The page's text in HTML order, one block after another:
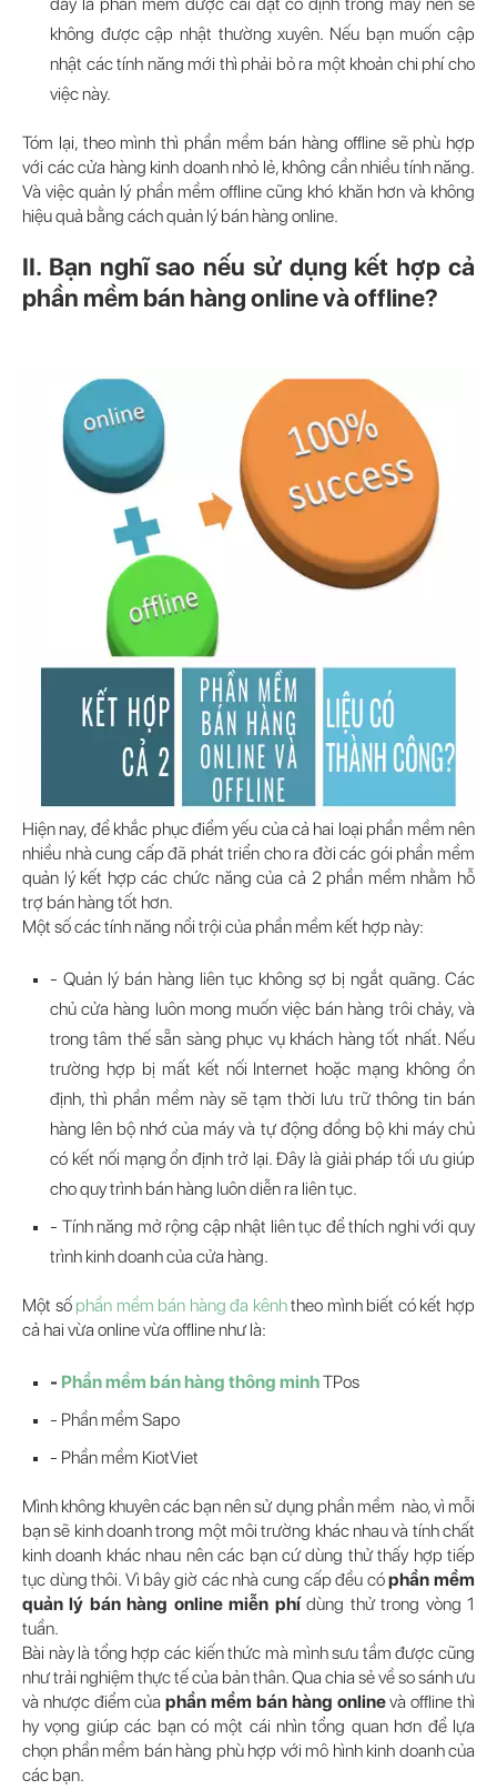
không được cập nhật thường xuyên. Nếu bạn muốn cập
nhật các tính năng mới thì phải bỏ ra một khoản chi phí cho
việc này.
Tóm lại, theo mình thì phần mềm bán hàng offline sẽ phù hợp
với các cửa hàng kinh doanh nhỏ lẻ, không cần nhiều tính năng.
Và việc quản lý phần mềm offline cũng khó khăn hơn và không
hiệu quả bằng cách quản lý bán hàng online.
II. Bạn nghĩ sao nếu sử dụng kết hợp cả
phần mềm bán hàng online và offline?
Hiện nay, để khắc phục điểm yếu của cả hai loại phần mềm nên
nhiều nhà cung cấp đã phát triển cho ra đời các gói phần mềm
quản lý kết hợp các chức năng của cả 2 phần mềm nhằm hỗ
trợ bán hàng tốt hơn.
Một số các tính năng nổi trội của phần mềm kết hợp này:
- Quản lý bán hàng liên tục không sợ bị ngắt quãng. Các
chủ cửa hàng luôn mong muốn việc bán hàng trôi chảy, và
trong tâm thế sẵn sàng phục vụ khách hàng tốt nhất. Nếu
trường hợp bị mất kết nối Internet hoặc mạng không ổn
định, thì phần mềm này sẽ tạm thời lưu trữ thông tin bán
hàng lên bộ nhớ của máy và tự động đồng bộ khi máy chủ
có kết nối mạng ổn định trở lại. Đây là giải pháp tối ưu giúp
cho quy trình bán hàng luôn diễn ra liên tục.
- Tính năng mở rộng cập nhật liên tục để thích nghi với quy
trình kinh doanh của cửa hàng.
Một số phần mềm bán hàng đa kênhtheo mình biết có kết hợp
cả hai vừa online vừa offline như là:
- Phần mềm bán hàng thông minhTPos
- Phần mềm Sapo
- Phần mềm KiotViet
Mình không khuyên các bạn nên sử dụng phần mềm nào, vì mỗi
bạn sẽ kinh doanh trong một môi trường khác nhau và tính chất
kinh doanh khác nhau nên các bạn cứ dùng thử thấy hợp tiếp
tục dùng thôi. Vì bây giờ các nhà cung cấp đều cóphần mềm
quản lý bán hàng online miễn phídùng thử trong vòng 1
tuần.
Bài này là tổng hợp các kiến thức mà mình sưu tầm được cũng
như trải nghiệm thực tế của bản thân. Qua chia sẻ về so sánh ưu
và nhược điểm củaphần mềm bán hàng onlinevà offline thì
hy vọng giúp các bạn có một cái nhìn tổng quan hơn để lựa
chọn phần mềm bán hàng phù hợp với mô hình kinh doanh của
các bạn.